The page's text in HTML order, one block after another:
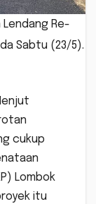
Lendang Re-
Sabtu (23/5).
cukup
Lombok
itu